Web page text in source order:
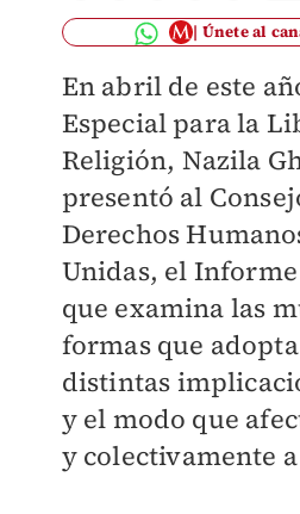
Únete al
En abril de este
Especial para la
Religión, Nazila
presentó al
Derechos
Unidas, el
que examina las
formas que
distintas
y el modo que
y colectivamente